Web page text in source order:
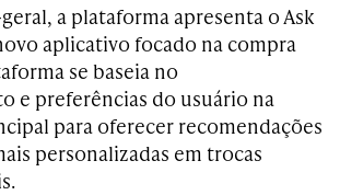
a plataforma apresenta o Ask
aplicativo focado na compra
se baseia no
e preferências do usuário na
para oferecer recomendações
personalizadas em trocas